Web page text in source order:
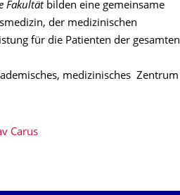
Fakultätbilden eine gemeinsame
der medizinischen
für die Patienten der gesamten
medizinisches Zentrum
Carus